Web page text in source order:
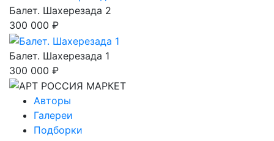
Балет. Шахерезада 2
300 000 ₽
Балет. Шахерезада 1
300 000 ₽
Авторы
Галереи
Подборки